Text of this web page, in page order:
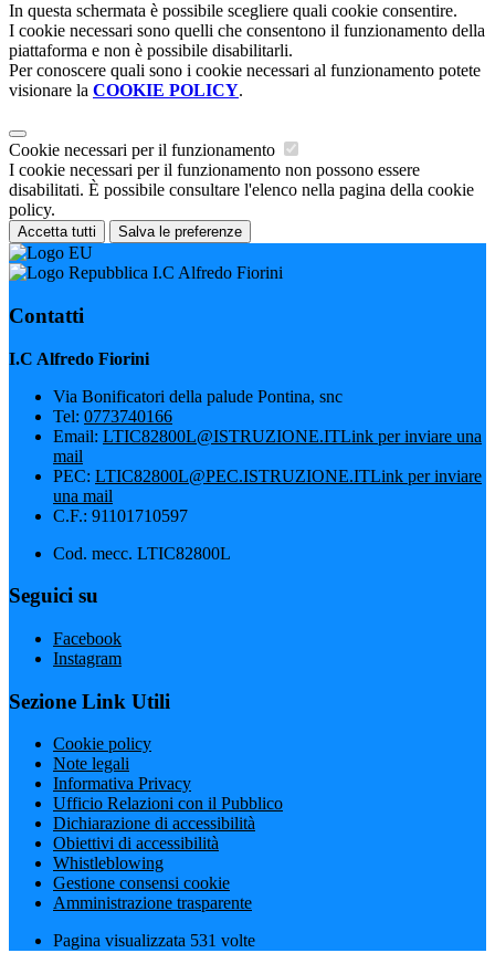
In questa schermata è possibile scegliere quali cookie consentire.
I cookie necessari sono quelli che consentono il funzionamento della
piattaforma e non è possibile disabilitarli.
Per conoscere quali sono i cookie necessari al funzionamento potete
visionare la COOKIE POLICY.
Cookie necessari per il funzionamento
I cookie necessari per il funzionamento non possono essere
disabilitati. È possibile consultare l'elenco nella pagina della cookie
policy.
Accetta tutti Salva le preferenze
I.C Alfredo Fiorini
Contatti
I.C Alfredo Fiorini
Via Bonificatori della palude Pontina, snc
Tel: 0773740166
Email: LTIC82800L@ISTRUZIONE.ITLink per inviare una
mail
PEC: LTIC82800L@PEC.ISTRUZIONE.ITLink per inviare
una mail
C.F.: 91101710597
Cod. mecc. LTIC82800L
Seguici su
Facebook
Instagram
Sezione Link Utili
Cookie policy
Note legali
Informativa Privacy
Ufficio Relazioni con il Pubblico
Dichiarazione di accessibilità
Obiettivi di accessibilità
Whistleblowing
Gestione consensi cookie
Amministrazione trasparente
Pagina visualizzata 531 volte